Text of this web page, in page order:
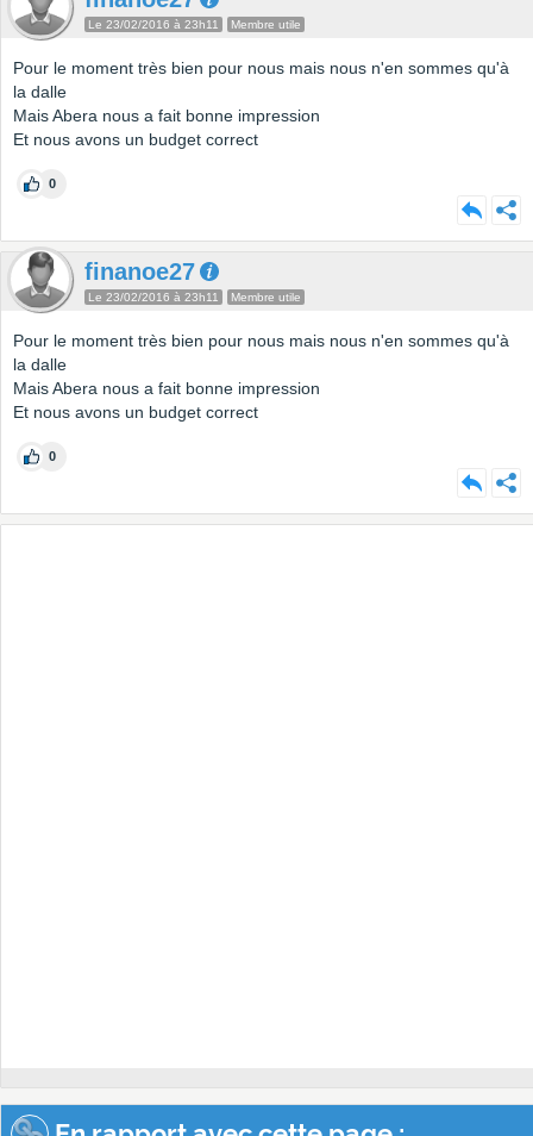
Le 23/02/2016 à 23h11 Membre utile
Pour le moment très bien pour nous mais nous n'en sommes qu'à
la dalle
Mais Abera nous a fait bonne impression
Et nous avons un budget correct
0
finanoe27
Le 23/02/2016 à 23h11 Membre utile
Pour le moment très bien pour nous mais nous n'en sommes qu'à
la dalle
Mais Abera nous a fait bonne impression
Et nous avons un budget correct
0